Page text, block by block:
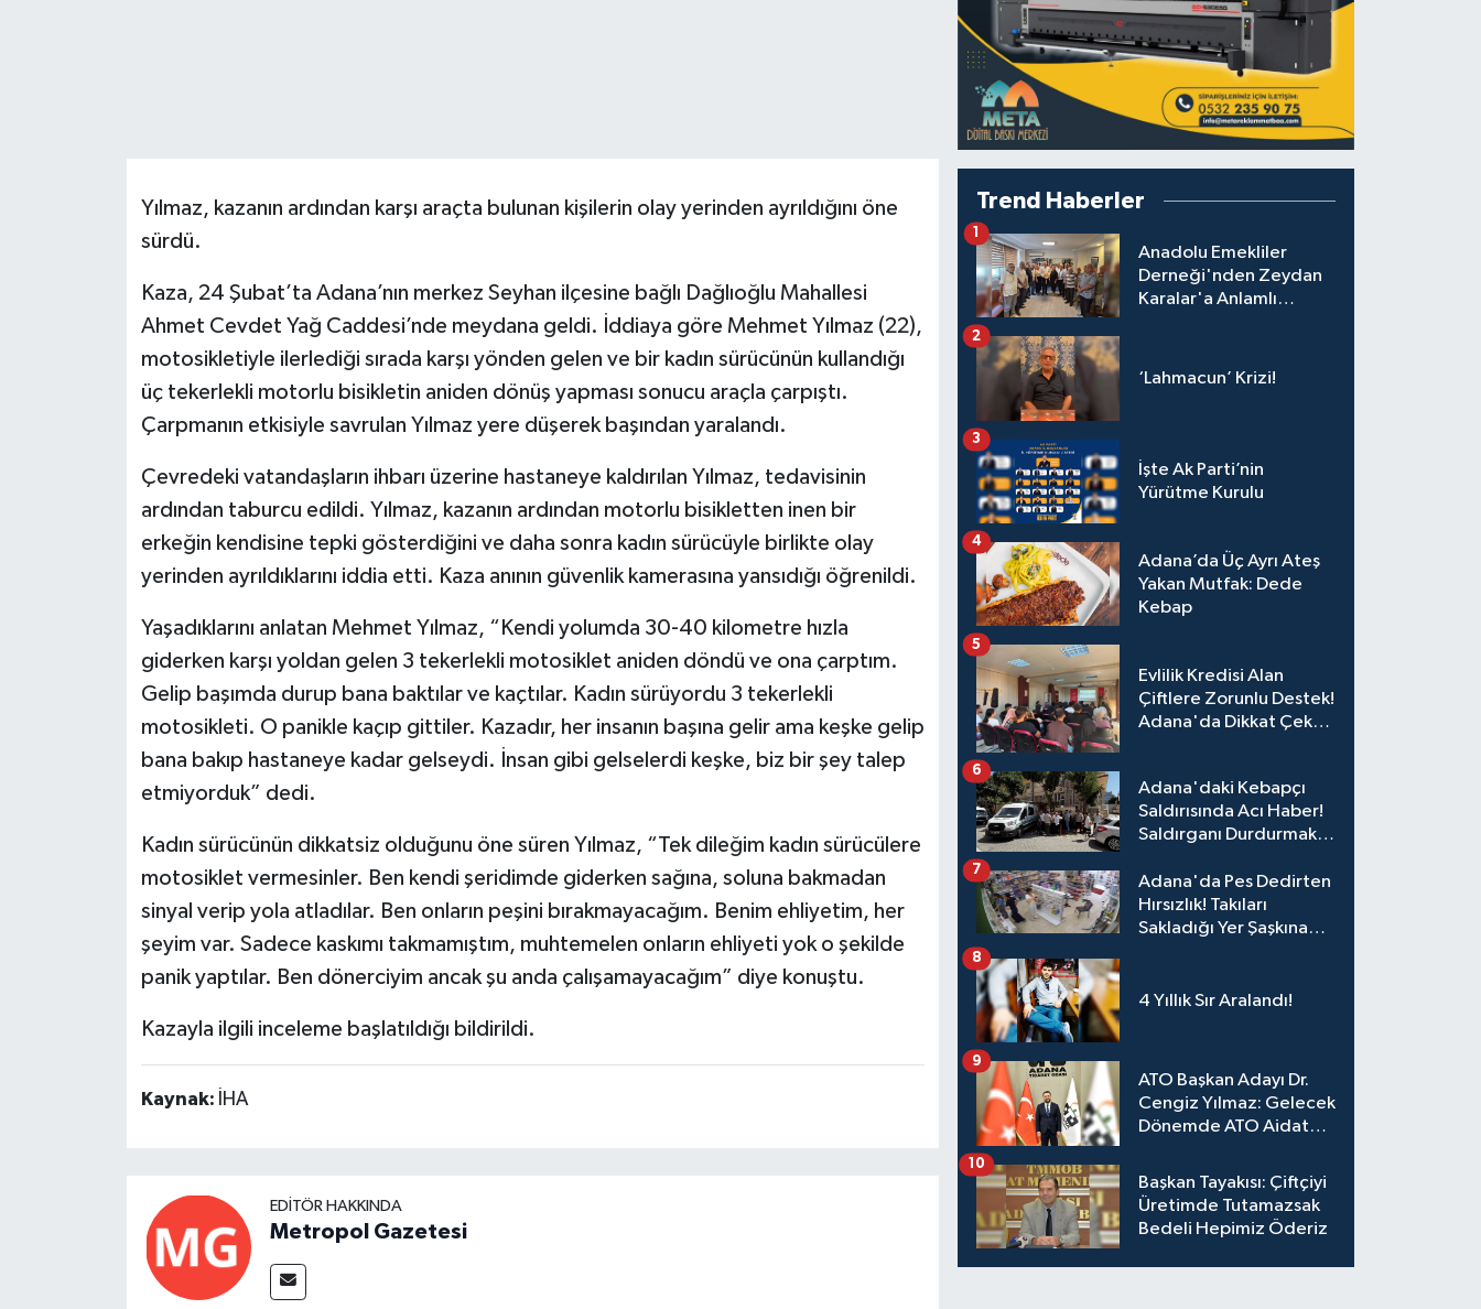
Yılmaz, kazanın ardından karşı araçta bulunan kişilerin olay yerinden ayrıldığını öne
sürdü.
Kaza, 24 Şubat’ta Adana’nın merkez Seyhan ilçesine bağlı Dağlıoğlu Mahallesi
Ahmet Cevdet Yağ Caddesi’nde meydana geldi. İddiaya göre Mehmet Yılmaz (22),
motosikletiyle ilerlediği sırada karşı yönden gelen ve bir kadın sürücünün kullandığı
üç tekerlekli motorlu bisikletin aniden dönüş yapması sonucu araçla çarpıştı.
Çarpmanın etkisiyle savrulan Yılmaz yere düşerek başından yaralandı.
Çevredeki vatandaşların ihbarı üzerine hastaneye kaldırılan Yılmaz, tedavisinin
ardından taburcu edildi. Yılmaz, kazanın ardından motorlu bisikletten inen bir
erkeğin kendisine tepki gösterdiğini ve daha sonra kadın sürücüyle birlikte olay
yerinden ayrıldıklarını iddia etti. Kaza anının güvenlik kamerasına yansıdığı öğrenildi.
Yaşadıklarını anlatan Mehmet Yılmaz, “Kendi yolumda 30-40 kilometre hızla
giderken karşı yoldan gelen 3 tekerlekli motosiklet aniden döndü ve ona çarptım.
Gelip başımda durup bana baktılar ve kaçtılar. Kadın sürüyordu 3 tekerlekli
motosikleti. O panikle kaçıp gittiler. Kazadır, her insanın başına gelir ama keşke gelip
bana bakıp hastaneye kadar gelseydi. İnsan gibi gelselerdi keşke, biz bir şey talep
etmiyorduk” dedi.
Kadın sürücünün dikkatsiz olduğunu öne süren Yılmaz, “Tek dileğim kadın sürücülere
motosiklet vermesinler. Ben kendi şeridimde giderken sağına, soluna bakmadan
sinyal verip yola atladılar. Ben onların peşini bırakmayacağım. Benim ehliyetim, her
şeyim var. Sadece kaskımı takmamıştım, muhtemelen onların ehliyeti yok o şekilde
panik yaptılar. Ben dönerciyim ancak şu anda çalışamayacağım” diye konuştu.
Kazayla ilgili inceleme başlatıldığı bildirildi.
Kaynak: İHA
EDITÖR HAKKINDA
Metropol Gazetesi
Trend Haberler
Anadolu Emekliler
Derneği'nden Zeydan
Karalar'a Anlamlı
1
‘Lahmacun’ Krizi!
2
İşte Ak Parti’nin
Yürütme Kurulu
3
Adana’da Üç Ayrı Ateş
Yakan Mutfak: Dede
Kebap
4
Evlilik Kredisi Alan
Çiftlere Zorunlu Destek!
Adana'da Dikkat Çeken
5
Adana'daki Kebapçı
Saldırısında Acı Haber!
Saldırganı Durdurmak
Kaybetti
6
Adana'da Pes Dedirten
Hırsızlık! Takıları
Sakladığı Yer Şaşkına
7
4 Yıllık Sır Aralandı!
8
ATO Başkan Adayı Dr.
Cengiz Yılmaz: Gelecek
Dönemde ATO Aidat
Üyelerimize Ve
Adana'ya Yatırılacak
9
Başkan Tayakısı: Çiftçiyi
Üretimde Tutamazsak
Bedeli Hepimiz Öderiz
10